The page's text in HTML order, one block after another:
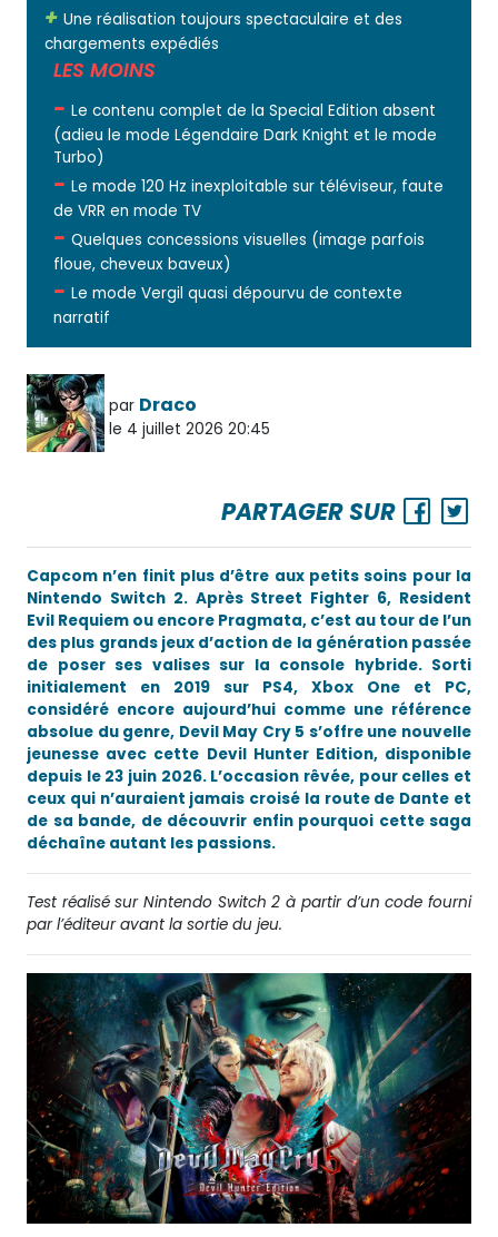
Une réalisation toujours spectaculaire et des
chargements expédiés
LES MOINS
Le contenu complet de la Special Edition absent
(adieu le mode Légendaire Dark Knight et le mode
Turbo)
Le mode 120 Hz inexploitable sur téléviseur, faute
de VRR en mode TV
Quelques concessions visuelles (image parfois
floue, cheveux baveux)
Le mode Vergil quasi dépourvu de contexte
narratif
par Draco
le 4 juillet 2026 20:45
PARTAGER SUR
Capcom n’en finit plus d’être aux petits soins pour la
Nintendo Switch 2. Après Street Fighter 6, Resident
Evil Requiem ou encore Pragmata, c’est au tour de l’un
des plus grands jeux d’action de la génération passée
de poser ses valises sur la console hybride. Sorti
initialement en 2019 sur PS4, Xbox One et PC,
considéré encore aujourd’hui comme une référence
absolue du genre, Devil May Cry 5 s’offre une nouvelle
jeunesse avec cette Devil Hunter Edition, disponible
depuis le 23 juin 2026. L’occasion rêvée, pour celles et
ceux qui n’auraient jamais croisé la route de Dante et
de sa bande, de découvrir enfin pourquoi cette saga
déchaîne autant les passions.
Test réalisé sur Nintendo Switch 2 à partir d’un code fourni
par l’éditeur avant la sortie du jeu.